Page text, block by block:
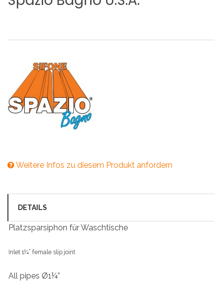
Weitere Infos zu diesem Produkt anfordern
DETAILS
Platzsparsiphon für Waschtische
Inlet 1¼” female slip joint
All pipes Ø1¼”